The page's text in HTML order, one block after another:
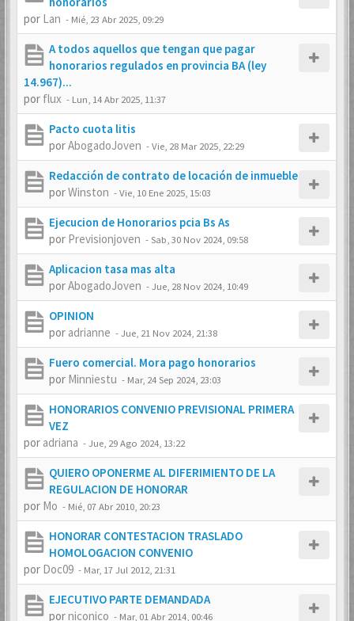
por Lan - Mié, 23 Abr 2025, 09:29
A todos aquellos que tengan que pagar
honorarios regulados en provincia BA (ley
14.967)...
por flux - Lun, 14 Abr 2025, 11:37
Pacto cuota litis
porAbogadoJoven -Vie, 28 Mar 2025, 22:29
Redacción de contrato de locación de inmueble
porWinston -Vie, 10 Ene 2025, 15:03
Ejecucion de Honorarios pcia Bs As
por Previsionjoven -Sab, 30 Nov 2024, 09:58
Aplicacion tasa mas alta
porAbogadoJoven -Jue, 28 Nov 2024, 10:49
OPINION
por adrianne -Jue, 21 Nov 2024, 21:38
Fuero comercial. Mora pago honorarios
por Minniestu - Mar, 24 Sep 2024, 23:03
HONORARIOS CONVENIO PREVISIONAL PRIMERA
VEZ
por adriana -Jue, 29 Ago 2024, 13:22
QUIERO OPONERME AL DIFERIMIENTO DE LA
REGULACION DE HONORAR
por Mo - Mié, 07 Abr 2010, 20:23
HONORAR CONTESTACION TRASLADO
HOMOLOGACION CONVENIO
por Doc09 - Mar, 17 Jul 2012, 21:31
EJECUTIVO PARTE DEMANDADA
porniconico - Mar, 01 Abr 2014, 00:46